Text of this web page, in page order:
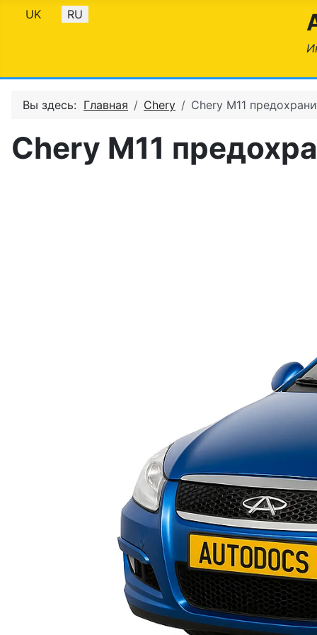
Выберите язык
UK RU
Вы здесь: Главная Chery Chery М11
Chery М11